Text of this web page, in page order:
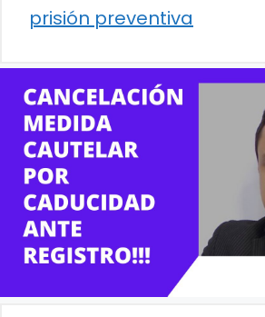
prisión preventiva